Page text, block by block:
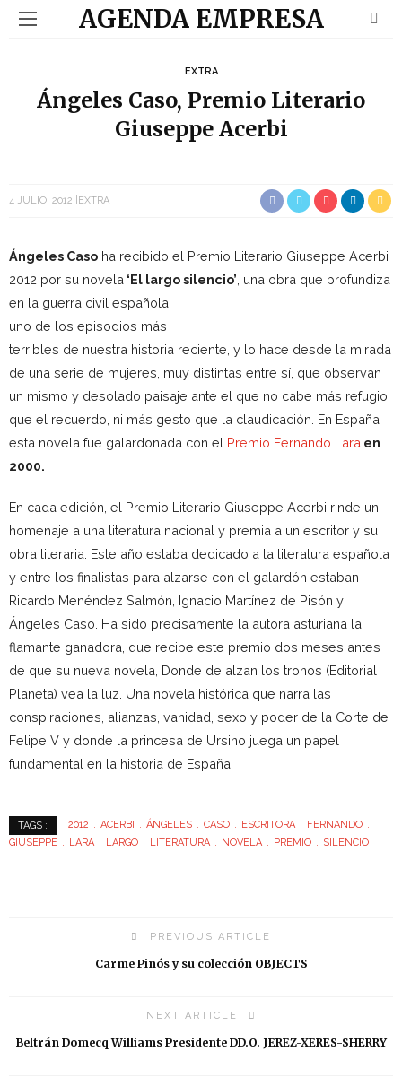
AGENDA EMPRESA
EXTRA
Ángeles Caso, Premio Literario
Giuseppe Acerbi
4 JULIO, 2012 EXTRA
Ángeles Caso ha recibido el Premio Literario Giuseppe Acerbi
2012 por su novela ‘El largo silencio’ , una obra que profundiza
en la guerra civil española,
uno de los episodios más
terribles de nuestra historia reciente, y lo hace desde la mirada
de una serie de mujeres, muy distintas entre sí, que observan
un mismo y desolado paisaje ante el que no cabe más refugio
que el recuerdo, ni más gesto que la claudicación. En España
esta novela fue galardonada con el Premio Fernando Lara en
2000.
En cada edición, el Premio Literario Giuseppe Acerbi rinde un
homenaje a una literatura nacional y premia a un escritor y su
obra literaria. Este año estaba dedicado a la literatura española
y entre los finalistas para alzarse con el galardón estaban
Ricardo Menéndez Salmón, Ignacio Martínez de Pisón y
Ángeles Caso. Ha sido precisamente la autora asturiana la
flamante ganadora, que recibe este premio dos meses antes
de que su nueva novela, Donde de alzan los tronos (Editorial
Planeta) vea la luz. Una novela histórica que narra las
conspiraciones, alianzas, vanidad, sexo y poder de la Corte de
Felipe V y donde la princesa de Ursino juega un papel
fundamental en la historia de España.
TAGS : 2012 ACERBI ÁNGELES CASO ESCRITORA
FERNANDO
GIUSEPPE
LARA LARGO LITERATURA NOVELA PREMIO SILENCIO
PREVIOUS ARTICLE
Carme Pinós y su colección OBJECTS
NEXT ARTICLE
Beltrán Domecq Williams Presidente DD.O. JEREZ-XERES-SHERRY